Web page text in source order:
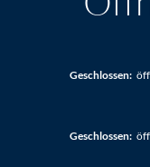
Klicken, um
Geschlossen:
Klicken, um
Geschlossen: